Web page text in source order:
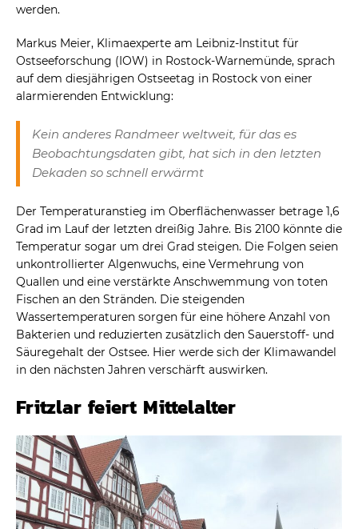
werden.
Markus Meier, Klimaexperte am Leibniz-Institut für
Ostseeforschung (IOW) in Rostock-Warnemünde, sprach
auf dem diesjährigen Ostseetag in Rostock von einer
alarmierenden Entwicklung:
Kein anderes Randmeer weltweit, für das es
Beobachtungsdaten gibt, hat sich in den letzten
Dekaden so schnell erwärmt
Der Temperaturanstieg im Oberflächenwasser betrage 1,6
Grad im Lauf der letzten dreißig Jahre. Bis 2100 könnte die
Temperatur sogar um drei Grad steigen. Die Folgen seien
unkontrollierter Algenwuchs, eine Vermehrung von
Quallen und eine verstärkte Anschwemmung von toten
Fischen an den Stränden. Die steigenden
Wassertemperaturen sorgen für eine höhere Anzahl von
Bakterien und reduzierten zusätzlich den Sauerstoff- und
Säuregehalt der Ostsee. Hier werde sich der Klimawandel
in den nächsten Jahren verschärft auswirken.
Fritzlar feiert Mittelalter